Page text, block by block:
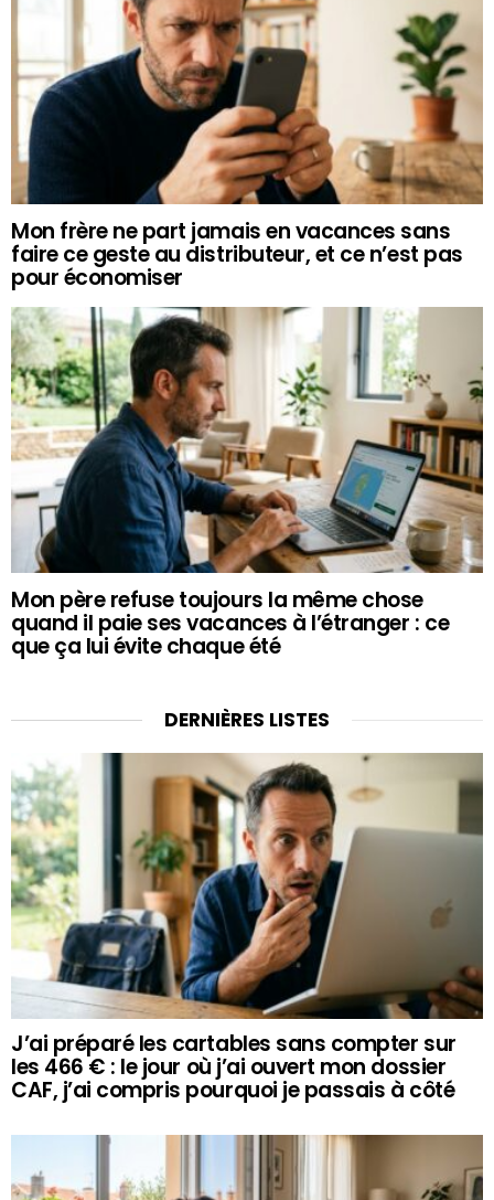
Mon frère ne part jamais en vacances sans
faire ce geste au distributeur, et ce n’est pas
pour économiser
Mon père refuse toujours la même chose
quand il paie ses vacances à l’étranger : ce
que ça lui évite chaque été
DERNIÈRES LISTES
J’ai préparé les cartables sans compter sur
les 466 € : le jour où j’ai ouvert mon dossier
CAF, j’ai compris pourquoi je passais à côté